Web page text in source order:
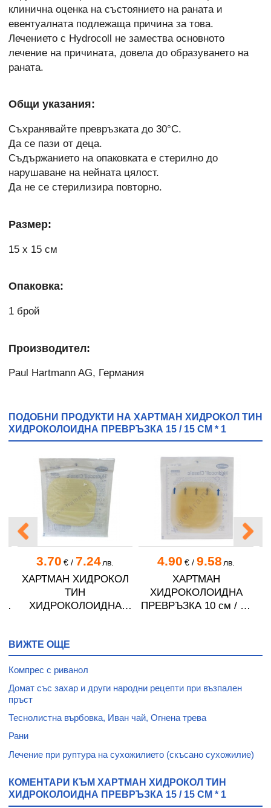
клинична оценка на състоянието на раната и
евентуалната подлежаща причина за това.
Лечението с Hydrocoll не замества основното
лечение на причината, довела до образуването на
раната.
Общи указания:
Съхранявайте превръзката до 30°C.
Да се пази от деца.
Съдържанието на опаковката е стерилно до
нарушаване на нейната цялост.
Да не се стерилизира повторно.
Размер:
15 х 15 см
Опаковка:
1 брой
Производител:
Paul Hartmann AG, Германия
ПОДОБНИ ПРОДУКТИ НА ХАРТМАН ХИДРОКОЛ ТИН
ХИДРОКОЛОИДНА ПРЕВРЪЗКА 15 / 15 СМ * 1
3.70 €/ 7.24 лв.
ХАРТМАН ХИДРОКОЛ
ТИН
ХИДРОКОЛОИДНА
4.90 €/ 9.58 лв.
ХАРТМАН
ХИДРОКОЛОИДНА
ПРЕВРЪЗКА 10 см / 10
ВИЖТЕ ОЩЕ
Компрес с риванол
Домат със захар и други народни рецепти при възпален
пръст
Теснолистна върбовка, Иван чай, Огнена трева
Рани
Лечение при руптура на сухожилието (скъсано сухожилие)
КОМЕНТАРИ КЪМ ХАРТМАН ХИДРОКОЛ ТИН
ХИДРОКОЛОИДНА ПРЕВРЪЗКА 15 / 15 СМ * 1